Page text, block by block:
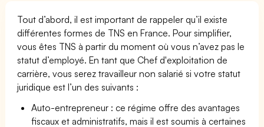
Tout d’abord, il est important de rappeler qu’il existe
différentes formes de TNS en France. Pour simplifier,
vous êtes TNS à partir du moment où vous n’avez pas le
statut d’employé. En tant que Chef d'exploitation de
carrière, vous serez travailleur non salarié si votre statut
juridique est l’un des suivants :
Auto-entrepreneur : ce régime offre des avantages
fiscaux et administratifs, mais il est soumis à certaines